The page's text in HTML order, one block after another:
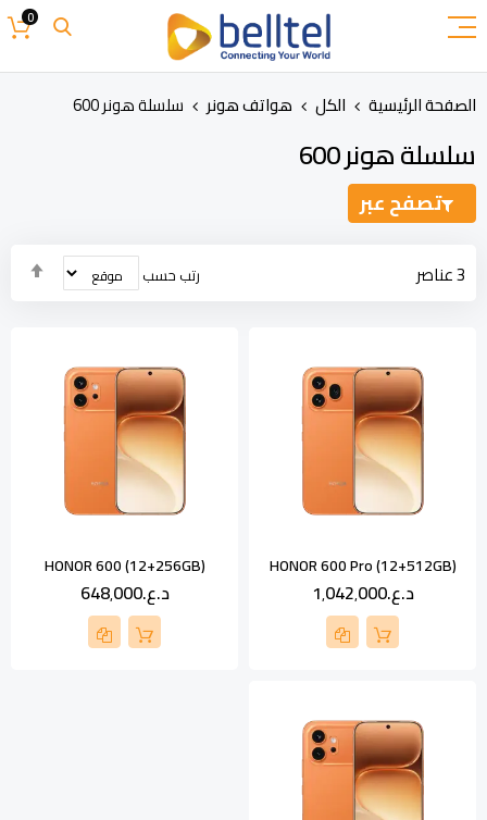
إلى
المحتوى
0
الصفحة الرئيسية الكل هواتف هونر سلسلة هونر 600
سلسلة هونر 600
3عناصر رتب حسب
HONOR 600 Pro (12+512GB)
د.ع.‏1٬042٬000
HONOR 600 (12+256GB)
د.ع.‏648٬000
تصفح عبر